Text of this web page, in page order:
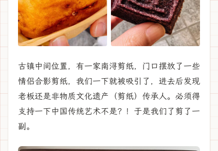
古镇中间位置，有一家南浔剪纸，门口摆放了一些
情侣合影剪纸，我们一下就被吸引了，进去后发现
老板还是非物质文化遗产（剪纸）传承人。必须得
支持一下中国传统艺术不是？！于是我们了剪了一
副。